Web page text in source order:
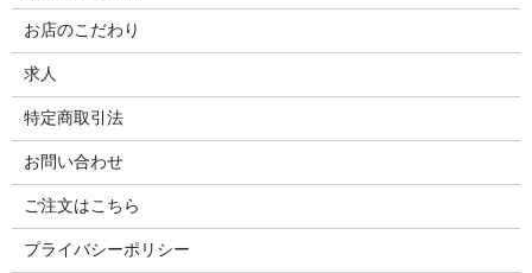
お店のこだわり
求人
特定商取引法
お問い合わせ
ご注文はこちら
プライバシーポリシー